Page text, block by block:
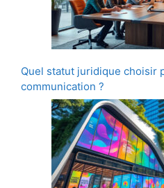
Quel statut juridique choisir
communication ?